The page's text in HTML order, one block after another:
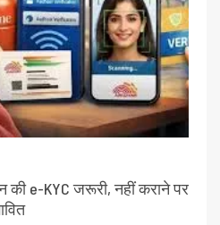
e-KYC जरूरी, नहीं कराने पर